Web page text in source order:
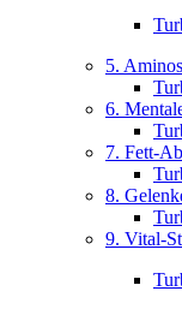
5.
6.
7. Fett-
8.
9. Vital-